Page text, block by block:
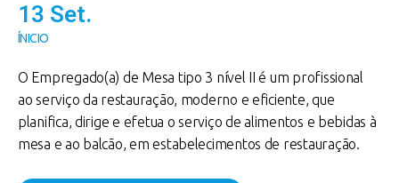
13 Set.
ÍNICIO
O Empregado(a) de Mesa tipo 3 nível II é um profissional
ao serviço da restauração, moderno e eficiente, que
planifica, dirige e efetua o serviço de alimentos e bebidas à
mesa e ao balcão, em estabelecimentos de restauração.